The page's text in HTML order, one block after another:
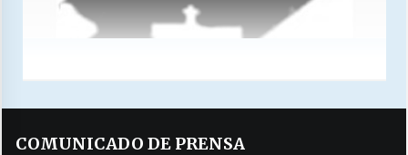
COMUNICADO DE PRENSA